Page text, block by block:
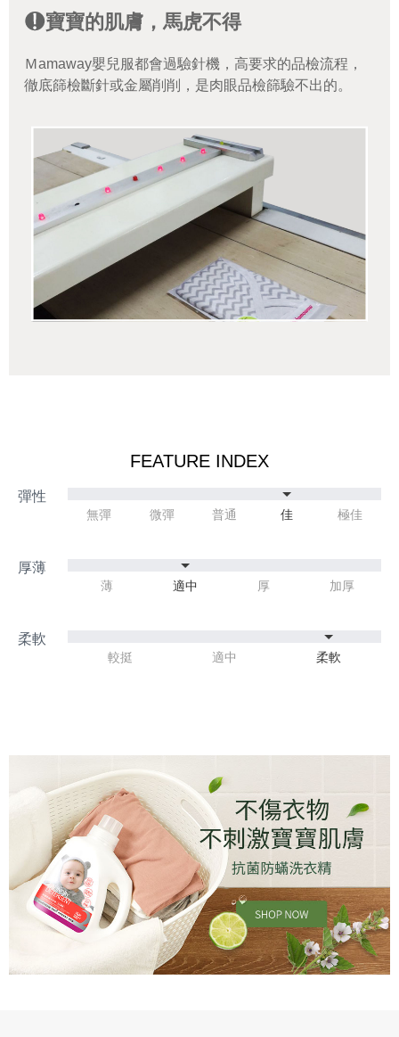
寶寶的肌膚，馬虎不得
Ｍamaway嬰兒服都會過驗針機，高要求的品檢流程，
徹底篩檢斷針或金屬削削，是肉眼品檢篩驗不出的。
FEATURE INDEX
無彈 微彈 普通 佳 極佳
薄 適中 厚 加厚
較挺 適中 柔軟